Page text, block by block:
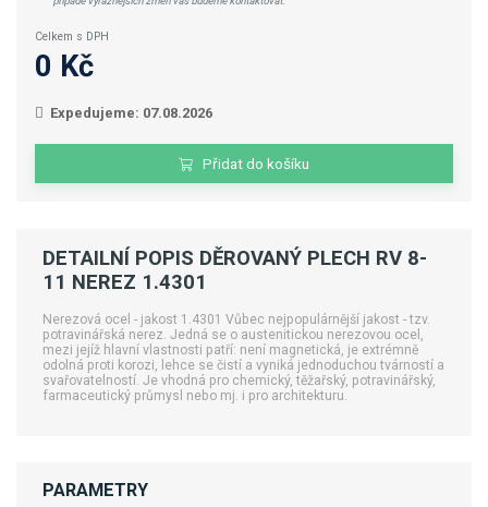
Celkem s DPH
0 Kč
Expedujeme: 07.08.2026
Přidat do košíku
DETAILNÍ POPIS DĚROVANÝ PLECH RV 8-
11 NEREZ 1.4301
Nerezová ocel - jakost 1.4301 Vůbec nejpopulárnější jakost - tzv.
potravinářská nerez. Jedná se o austenitickou nerezovou ocel,
mezi jejíž hlavní vlastnosti patří: není magnetická, je extrémně
odolná proti korozi, lehce se čistí a vyniká jednoduchou tvárností a
svařovatelností. Je vhodná pro chemický, těžařský, potravinářský,
farmaceutický průmysl nebo mj. i pro architekturu.
PARAMETRY